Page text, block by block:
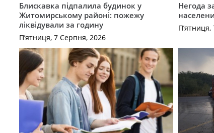
Блискавка підпалила будинок у
Житомирському районі: пожежу
ліквідували за годину
П’ятниця, 7 Серпня, 2026
Негода